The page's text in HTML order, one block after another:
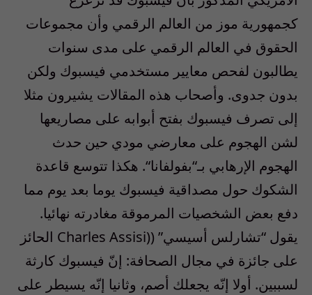
كجمهورية موز من العالم الرقمي وأن مجموعات
الحقوق في العالم الرقمي على مدى سنوات
يطالبون لفحص معايير مستخدمي فيسبوك ولكن
بدون جدوى. وأصحاب هذه المقالات يشيرون مثلا
إلى تصرف فيسبوك بفتح أبوابه على مصاريعها
لشن الهجوم على معارضي مودي حين حدث
الهجوم الإرهابي بـ“بفولفانا“. هكذا تتوسع قاعدة
الشكوك حول مصداقية فيسبوك يوما بعد يوم مما
دفع بعض الشخصيات المرموقة مغادرته نهائيا.
يقول “تشارلس أسيسي” ((Charles Assisi
الحائز
على جائزة في مجال الصحافة: إنّ فيسبوك كارثة
لسببين. أولا إنّه يجعلك أصم، وثانيا إنّه يسيطر على